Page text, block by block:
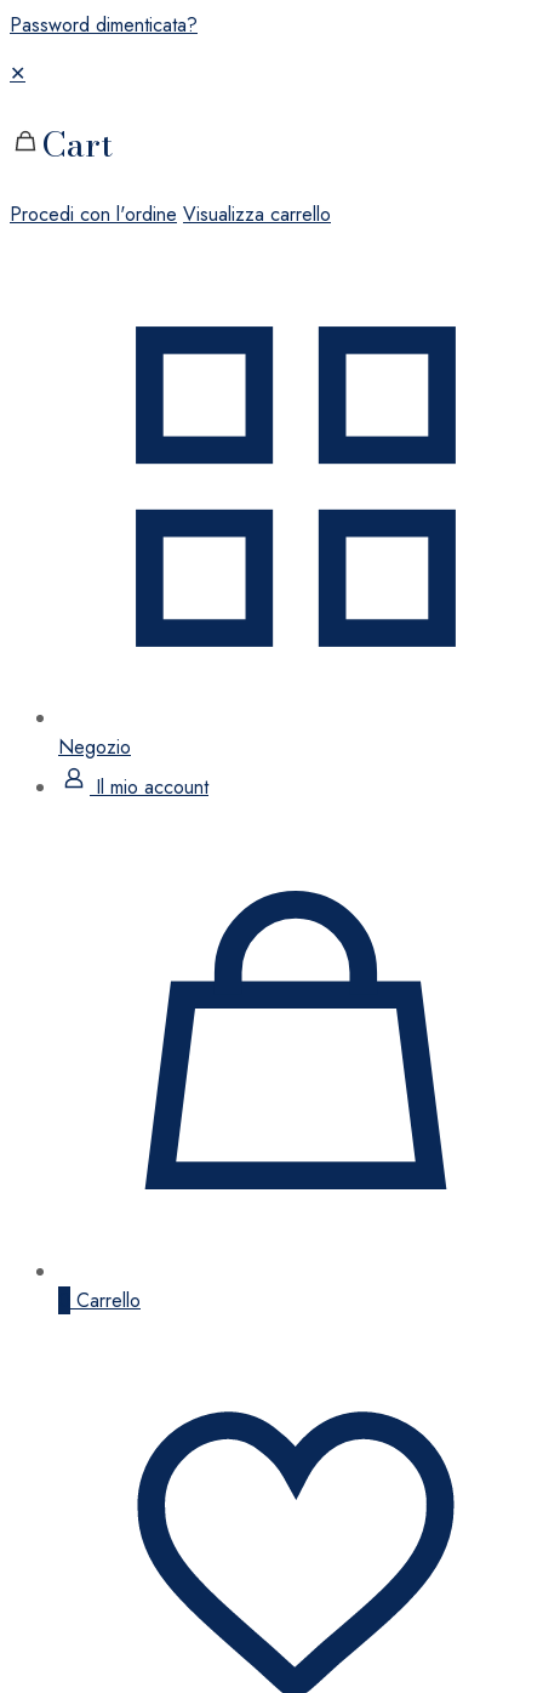
Password dimenticata?
✕
Cart
Procedi con l'ordine Visualizza carrello
Negozio
Il mio account
Carrello